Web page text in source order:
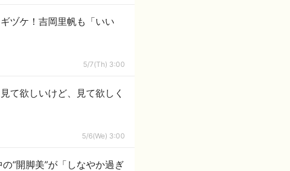
ヅケ！吉岡里帆も「いい
5/7(Th) 3:00
て欲しいけど、見て欲しく
5/6(We) 3:00
“開脚美”が「しなやか過ぎ